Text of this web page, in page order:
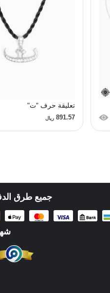
تعليقة حرف "ت"
891.57 ريال
جميع طرق